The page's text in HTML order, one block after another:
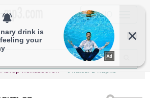
МЕНЮ
Автор неизвестен Ужасы в парке